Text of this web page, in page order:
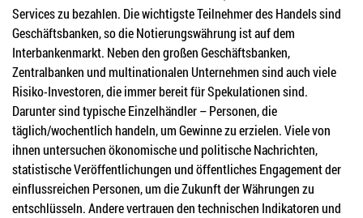
Services zu bezahlen. Die wichtigste Teilnehmer des Handels sind
Geschäftsbanken, so die Notierungswährung ist auf dem
Interbankenmarkt. Neben den großen Geschäftsbanken,
Zentralbanken und multinationalen Unternehmen sind auch viele
Risiko-Investoren, die immer bereit für Spekulationen sind.
Darunter sind typische Einzelhändler – Personen, die
täglich/wochentlich handeln, um Gewinne zu erzielen. Viele von
ihnen untersuchen ökonomische und politische Nachrichten,
statistische Veröffentlichungen und öffentliches Engagement der
einflussreichen Personen, um die Zukunft der Währungen zu
entschlüsseln. Andere vertrauen den technischen Indikatoren und